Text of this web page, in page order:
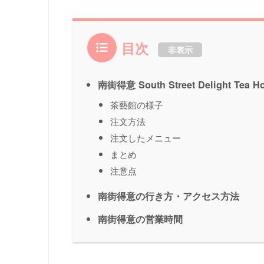
目次 非表示
南街得意 South Street Delight Tea
茶藝館の様子
注文方法
注文したメニュー
まとめ
注意点
南街得意の行き方・アクセス方法
南街得意の営業時間